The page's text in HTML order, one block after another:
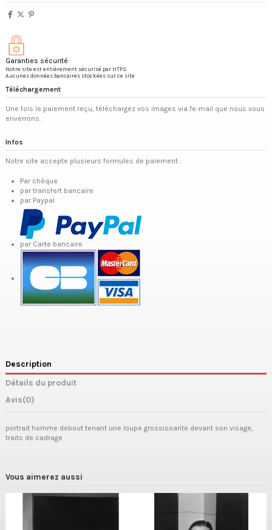
Garanties sécurité
Notre site est entièrement sécurisé par HTPS
Aucunes données bancaires stockées sur ce site
Téléchargement
Une fois le paiement reçu, téléchargez vos images via l'e-mail que nous vous
enverrons.
Infos
Notre site accepte plusieurs formules de paiement :
Par chèque
par transfert bancaire
par Paypal
par Carte bancaire
Description
Détails du produit
Avis(0)
portrait homme debout tenant une loupe grossissante devant son visage,
traits de cadrage
Vous aimerez aussi